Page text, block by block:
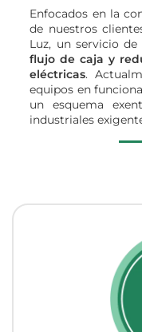
Enfocados en la
de nuestros
Luz, un servicio de
flujo de caja y
eléctricas.
equipos en
un esquema
industriales